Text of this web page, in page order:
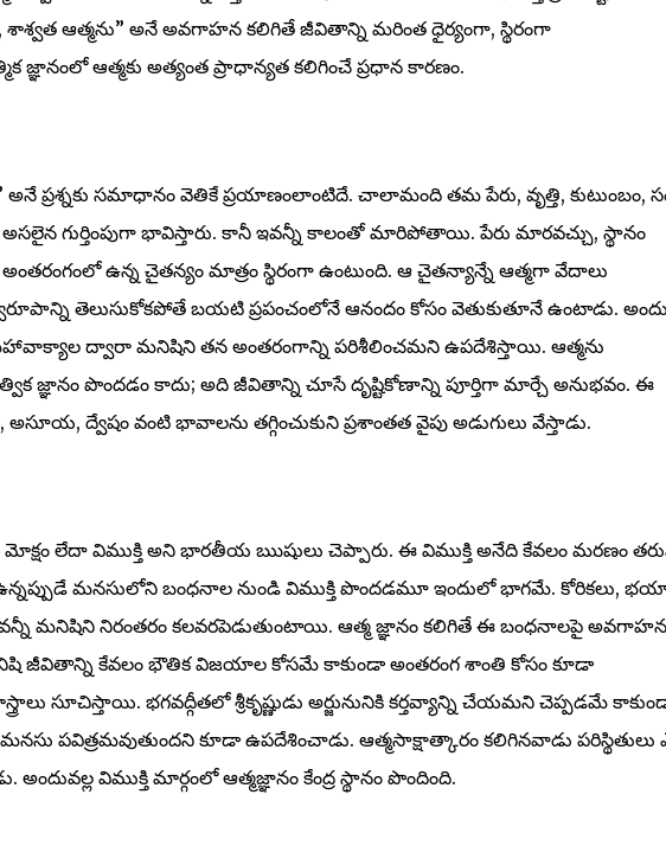
శాశ్వత ఆత్మను” అనే అవగాహన కలిగితే జీవితాన్ని మరింత ధైర్యంగా, స్థిరంగా
జ్ఞానంలో ఆత్మకు అత్యంత ప్రాధాన్యత కలిగించే ప్రధాన కారణం.
ప్రశ్నకు సమాధానం వెతికే ప్రయాణంలాంటిదే. చాలామంది తమ పేరు, వృత్తి, కుటుంబం,
గుర్తింపుగా భావిస్తారు. కానీ ఇవన్నీ కాలంతో మారిపోతాయి. పేరు మారవచ్చు, స్థానం
ఉన్న చైతన్యం మాత్రం స్థిరంగా ఉంటుంది. ఆ చైతన్యాన్నే ఆత్మగా వేదాలు
తెలుసుకోకపోతే బయటి ప్రపంచంలోనే ఆనందం కోసం వెతుకుతూనే ఉంటాడు.
ద్వారా మనిషిని తన అంతరంగాన్ని పరిశీలించమని ఉపదేశిస్తాయి. ఆత్మను
జ్ఞానం పొందడం కాదు; అది జీవితాన్ని చూసే దృష్టికోణాన్ని పూర్తిగా మార్చే అనుభవం. ఈ
ద్వేషం వంటి భావాలను తగ్గించుకుని ప్రశాంతత వైపు అడుగులు వేస్తాడు.
లేదా విముక్తి అని భారతీయ ఋషులు చెప్పారు. ఈ విముక్తి అనేది కేవలం మరణం
మనసులోని బంధనాల నుండి విముక్తి పొందడమూ ఇందులో భాగమే. కోరికలు,
మనిషిని నిరంతరం కలవరపెడుతుంటాయి. ఆత్మ జ్ఞానం కలిగితే ఈ బంధనాలపై అవగాహన
జీవితాన్ని కేవలం భౌతిక విజయాల కోసమే కాకుండా అంతరంగ శాంతి కోసం కూడా
సూచిస్తాయి. భగవద్గీతలో శ్రీకృష్ణుడు అర్జునునికి కర్తవ్యాన్ని చేయమని చెప్పడమే
పవిత్రమవుతుందని కూడా ఉపదేశించాడు. ఆత్మసాక్షాత్కారం కలిగినవాడు
విముక్తి మార్గంలో ఆత్మజ్ఞానం కేంద్ర స్థానం పొందింది.